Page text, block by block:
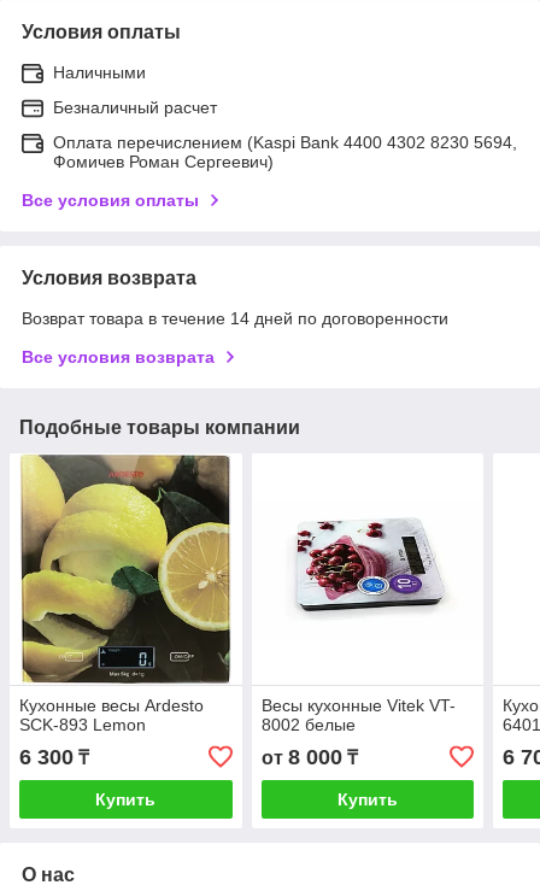
Условия оплаты
Наличными
Безналичный расчет
Оплата перечислением (Kaspi Bank 4400 4302 8230 5694,
Фомичев Роман Сергеевич)
Все условия оплаты
Условия возврата
Возврат товара в течение 14 дней по договоренности
Все условия возврата
Подобные товары компании
Кухонные весы Ardesto
SCK-893 Lemon
6 300 ₸
Купить
Весы кухонные Vitek VT-
8002 белые
от 8 000₸
Купить
6
О нас